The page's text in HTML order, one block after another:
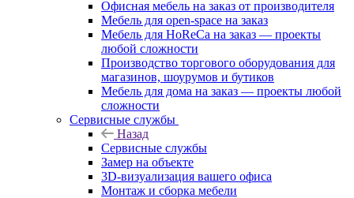
Офисная мебель на заказ от производителя
Мебель для open-space на заказ
Мебель для HoReCa на заказ — проекты
любой сложности
Производство торгового оборудования для
магазинов, шоурумов и бутиков
Мебель для дома на заказ — проекты любой
сложности
Сервисные службы
Назад
Сервисные службы
Замер на объекте
3D-визуализация вашего офиса
Монтаж и сборка мебели